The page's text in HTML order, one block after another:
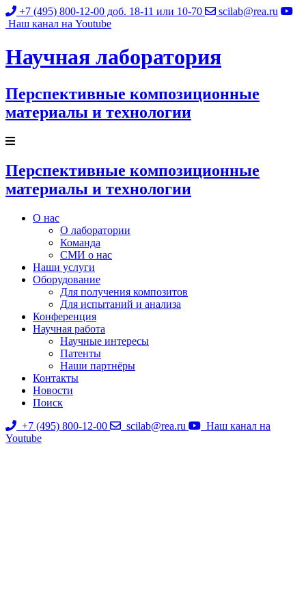
+7 (495) 800-12-00 доб. 18-11 или 10-70
scilab@rea.ru
Наш канал на Youtube
Научная лаборатория
Перспективные композиционные
материалы и технологии
Перспективные композиционные
материалы и технологии
О нас
О лаборатории
Команда
СМИ о нас
Наши услуги
Оборудование
Для получения композитов
Для испытаний и анализа
Конференция
Научная работа
Научные интересы
Патенты
Наши партнёры
Контакты
Новости
Поиск
+7 (495) 800-12-00
scilab@rea.ru
Наш канал на
Youtube